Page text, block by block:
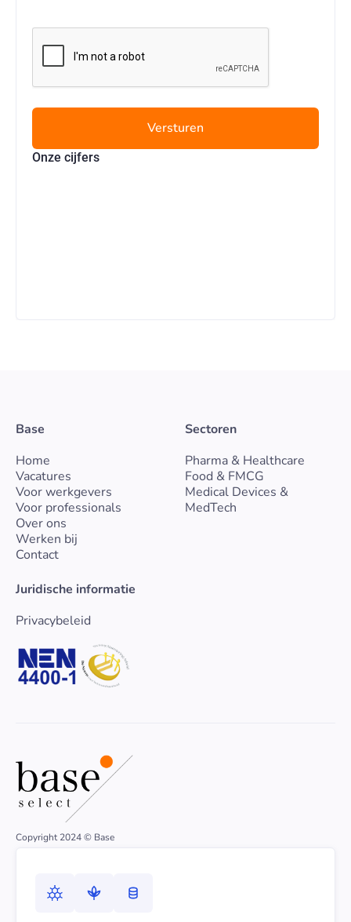
Versturen
Onze cijfers
Base
Home
Vacatures
Voor werkgevers
Voor professionals
Over ons
Werken bij
Contact
Sectoren
Pharma & Healthcare
Food & FMCG
Medical Devices &
MedTech
Juridische informatie
Privacybeleid
Copyright 2024 © Base